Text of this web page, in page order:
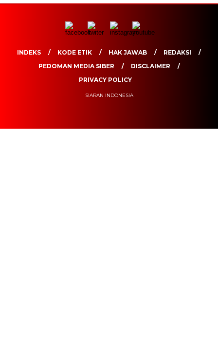
INDEKS KODE ETIK HAK JAWAB
REDAKSI
PEDOMAN MEDIA SIBER
DISCLAIMER
PRIVACY POLICY
SIARAN INDONESIA